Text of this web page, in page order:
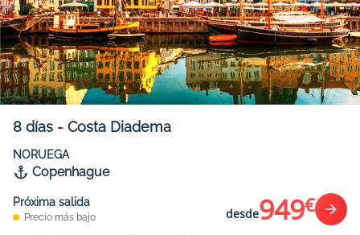
8 días - Costa Diadema
NORUEGA
Copenhague
Próxima salida
Precio más bajo desde949€